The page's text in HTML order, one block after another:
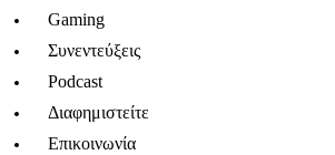
Gaming
Συνεντεύξεις
Podcast
Διαφημιστείτε
Επικοινωνία